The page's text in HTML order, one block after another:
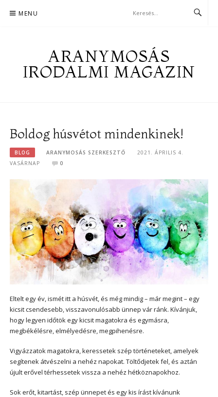
MENU
ARANYMOSÁS
IRODALMI MAGAZIN
Boldog húsvétot mindenkinek!
BLOG ARANYMOSÁS SZERKESZTŐ
2021. ÁPRILIS 4.
VASÁRNAP
0
Eltelt egy év, ismét itt a húsvét, és még mindig – már megint – egy
kicsit csendesebb, visszavonulósabb ünnep vár ránk. Kívánjuk,
hogy legyen időtök egy kicsit magatokra és egymásra,
megbékélésre, elmélyedésre, megpihenésre.
Vigyázzatok magatokra, keressetek szép történeteket, amelyek
segítenek átvészelni a nehéz napokat. Töltődjetek fel, és aztán
újult erővel térhessetek vissza a nehéz hétköznapokhoz.
Sok erőt, kitartást, szép ünnepet és egy kis írást kívánunk